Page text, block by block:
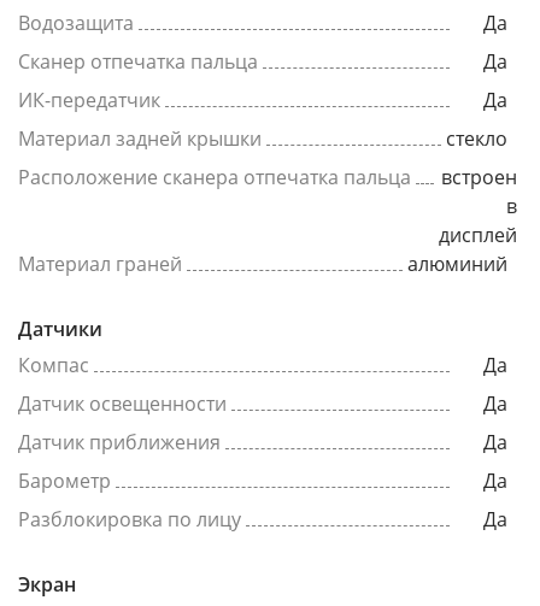
Водозащита
Да
Сканер отпечатка пальца
Да
ИК-передатчик
Да
Материал задней крышки
стекло
Расположение сканера отпечатка пальца
встроен
в
дисплей
Материал граней
алюминий
Датчики
Компас
Да
Датчик освещенности
Да
Датчик приближения
Да
Барометр
Да
Разблокировка по лицу
Да
Экран